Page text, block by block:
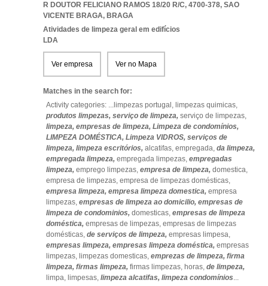
R DOUTOR FELICIANO RAMOS 18/20 R/C, 4700-378, SAO
VICENTE BRAGA, BRAGA
Atividades de limpeza geral em edifícios
LDA
Ver empresa Ver no Mapa
Matches in the search for:
Activity categories: ... limpezas portugal, limpezas quimicas,
produtos limpezas, serviço de limpeza, serviço de limpezas,
limpeza, empresas de limpeza, Limpeza de condomínios,
LIMPEZA DOMÉSTICA, Limpeza VIDROS, serviços de
limpeza, limpeza escritórios, alcatifas, empregada, da limpeza,
empregada limpeza, empregada limpezas, empregadas
limpeza, emprego limpezas, empresa de limpeza, domestica,
empresa de limpezas, empresa de limpezas domésticas,
empresa limpeza, empresa limpeza domestica, empresa
limpezas, empresas de limpeza ao domicilio, empresas de
limpeza de condominios, domesticas, empresas de limpeza
doméstica, empresas de limpezas, empresas de limpezas
domésticas, de serviços de limpeza, empresas limpesa,
empresas limpeza, empresas limpeza doméstica, empresas
limpezas, limpezas domesticas, emprezas de limpeza, firma
limpeza, firmas limpeza, firmas limpezas, horas, de limpeza,
limpa, limpesas, limpeza alcatifas, limpeza condomínios...